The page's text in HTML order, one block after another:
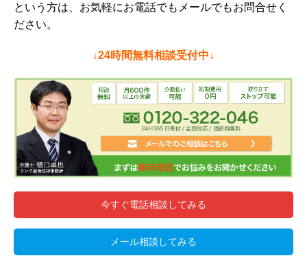
という方は、お気軽にお電話でもメールでもお問合せく
ださい。
↓24時間無料相談受付中↓
今すぐ電話相談してみる
メール相談してみる